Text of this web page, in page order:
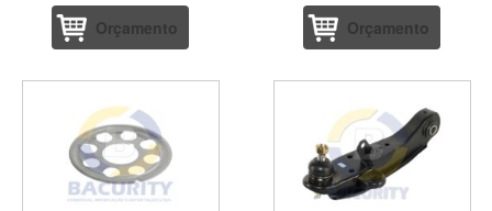
Orçamento
Orçamento